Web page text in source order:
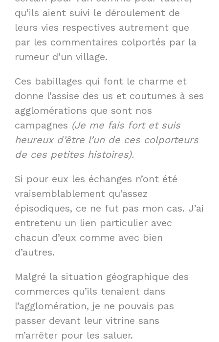
qu’ils aient suivi le déroulement de
leurs vies respectives autrement que
par les commentaires colportés par la
rumeur d’un village.
Ces babillages qui font le charme et
donne l’assise des us et coutumes à ses
agglomérations que sont nos
campagnes (Je me fais fort et suis
heureux d’être l’un de ces colporteurs
de ces petites histoires).
Si pour eux les échanges n’ont été
vraisemblablement qu’assez
épisodiques, ce ne fut pas mon cas. J’ai
entretenu un lien particulier avec
chacun d’eux comme avec bien
d’autres.
Malgré la situation géographique des
commerces qu’ils tenaient dans
l’agglomération, je ne pouvais pas
passer devant leur vitrine sans
m’arrêter pour les saluer.